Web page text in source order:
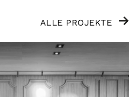
ALLE PROJEKTE